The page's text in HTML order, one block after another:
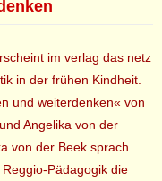
im verlag das netz
in der frühen Kindheit.
und weiterdenken« von
Angelika von der
von der Beek sprach
Pädagogik die